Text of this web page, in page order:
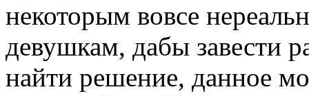
некоторым вовсе
девушкам, дабы завести
найти решение, данное